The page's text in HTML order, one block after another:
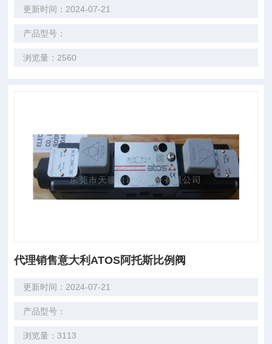
更新时间：2024-07-21
产品型号：
浏览量：2560
代理销售意大利ATOS阿托斯比例阀
更新时间：2024-07-21
产品型号：
浏览量：3113